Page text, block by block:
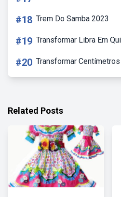
#18 Trem Do Samba 2023
#19 Transformar Libra Em
#20 Transformar
Related Posts